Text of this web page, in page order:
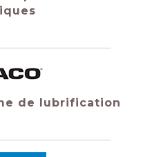
de lubrification